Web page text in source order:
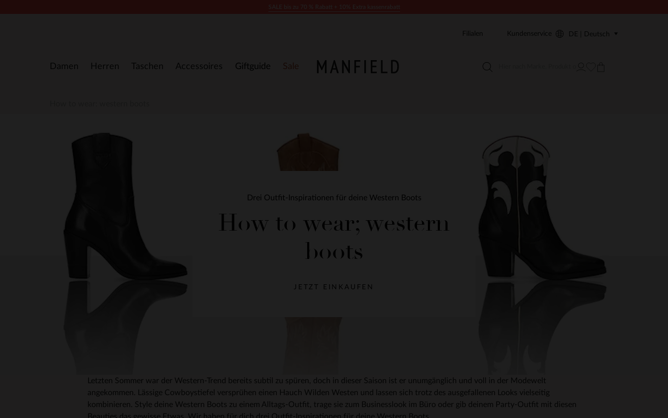
Damen Herren Taschen Accessoires Giftguide Sale
Filialen Kundenservice DE | Deutsch
Drei Outfit-Inspirationen für deine Western Boots
How to wear; western
boots
JETZT EINKAUFEN
Letzten Sommer war der Western-Trend bereits subtil zu spüren, doch in dieser Saison ist er unumgänglich und voll in der Modewelt
angekommen. Lässige Cowboystiefel versprühen einen Hauch Wilden Westen und lassen sich trotz des ausgefallenen Looks vielseitig
kombinieren. Style deine Western Boots zu einem Alltags-Outfit, trage sie zum Businesslook im Büro oder gib deinem Party-Outfit mit diesen